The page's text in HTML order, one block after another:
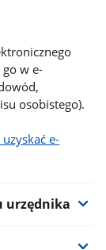
w e-
osobistego).
uzyskać e-
urzędnika